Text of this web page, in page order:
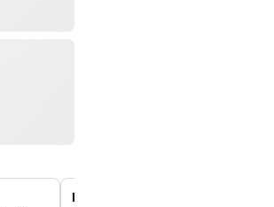
Lähellä Alvar Aallon arkkitehtuuria